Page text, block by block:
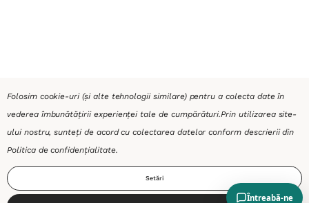
Folosim cookie-uri (și alte tehnologii similare) pentru a colecta date în
vederea îmbunătățirii experienței tale de cumpărături.Prin utilizarea site-
ului nostru, sunteți de acord cu colectarea datelor conform descrierii din
Politica de confidențialitate.
Setări